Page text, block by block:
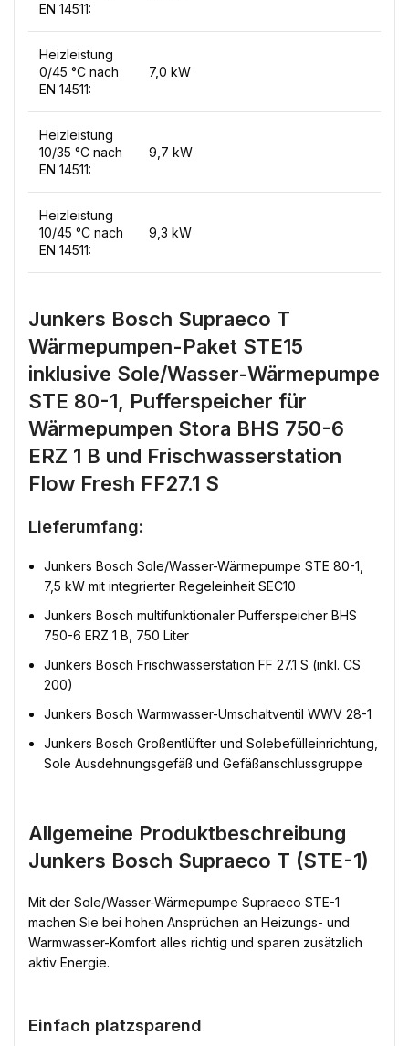
EN 14511:
Heizleistung
0/45 °C nach
EN 14511:
7,0 kW
Heizleistung
10/35 °C nach
EN 14511:
9,7 kW
Heizleistung
10/45 °C nach
EN 14511:
9,3 kW
Junkers Bosch Supraeco T
Wärmepumpen-Paket STE15
inklusive Sole/Wasser-Wärmepumpe
STE 80-1, Pufferspeicher für
Wärmepumpen Stora BHS 750-6
ERZ 1 B und Frischwasserstation
Flow Fresh FF27.1 S
Lieferumfang:
Junkers Bosch Sole/Wasser-Wärmepumpe STE 80-1,
7,5 kW mit integrierter Regeleinheit SEC10
Junkers Bosch multifunktionaler Pufferspeicher BHS
750-6 ERZ 1 B, 750 Liter
Junkers Bosch Frischwasserstation FF 27.1 S (inkl. CS
200)
Junkers Bosch Warmwasser-Umschaltventil WWV 28-1
Junkers Bosch Großentlüfter und Solebefülleinrichtung,
Sole Ausdehnungsgefäß und Gefäßanschlussgruppe
Allgemeine Produktbeschreibung
Junkers Bosch Supraeco T (STE-1)
Mit der Sole/Wasser-Wärmepumpe Supraeco STE-1
machen Sie bei hohen Ansprüchen an Heizungs- und
Warmwasser-Komfort alles richtig und sparen zusätzlich
aktiv Energie.
Einfach platzsparend